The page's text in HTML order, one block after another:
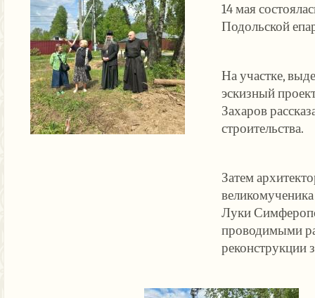
14 мая
Подольской
На участке,
эскизный
Захаров
строительства.
Затем
Луки
проводимыми
реконструкции